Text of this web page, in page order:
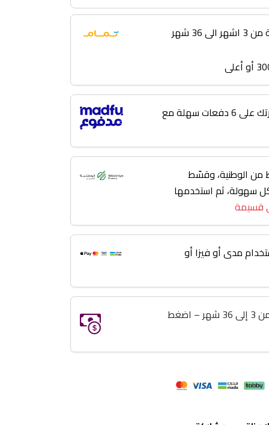
شهر
لا تؤجل مشترياتك! قسّط فاتورتك على 6 دفعات سهلة مع
الوطنية، وقسّط
3 إلى 36 شهر بكل سهولة، ثم استخدمها
قسيمة
مدى أو فيزا أو
خذ اللي تبيه وريح بالك تقسيط من 3 إلى 36 شهر – اضغط